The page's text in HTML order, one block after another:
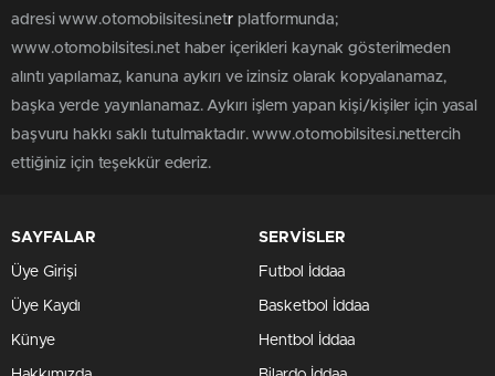
adresi www.otomobilsitesi.netr platformunda;
www.otomobilsitesi.net haber içerikleri kaynak gösterilmeden
alıntı yapılamaz, kanuna aykırı ve izinsiz olarak kopyalanamaz,
başka yerde yayınlanamaz. Aykırı işlem yapan kişi/kişiler için yasal
başvuru hakkı saklı tutulmaktadır. www.otomobilsitesi.nettercih
ettiğiniz için teşekkür ederiz.
SAYFALAR
Üye Girişi
Üye Kaydı
Künye
SERVİSLER
Futbol İddaa
Basketbol İddaa
Hentbol İddaa